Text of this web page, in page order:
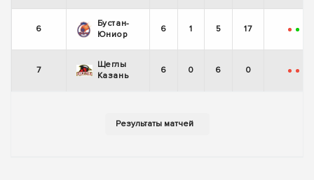
6
Бустан-
Юниор
6 1 5 17 - +
7
Щеглы
Казань
6 0 6 0 - -